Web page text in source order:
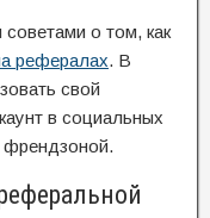
о том, как
рефералах. В
свой
в социальных
френдзоной.